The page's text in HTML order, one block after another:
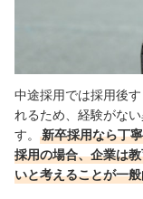
アピールできるス
年収や待遇が下が
転職サイトや転職
中途採用では採用後
れるため、経験がな
す。
新卒採用なら丁
採用の場合、企業は
いと考えることが一